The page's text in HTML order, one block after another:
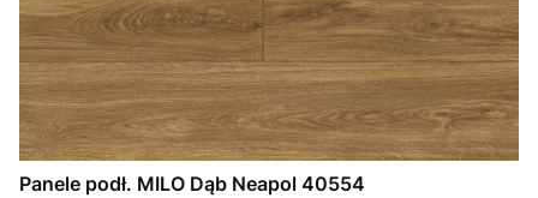
Panele podł. MILO Dąb Neapol 40554